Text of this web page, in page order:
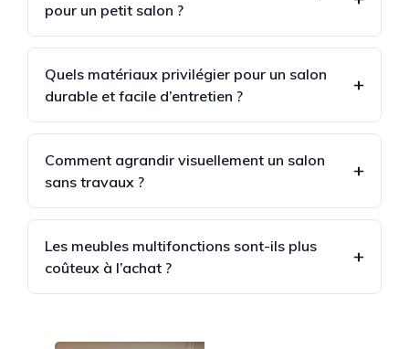
pour un petit salon ?
Quels matériaux privilégier pour un salon
durable et facile d’entretien ?
Comment agrandir visuellement un salon
sans travaux ?
Les meubles multifonctions sont-ils plus
coûteux à l’achat ?